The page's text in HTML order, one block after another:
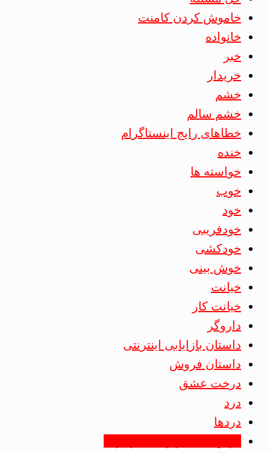
خاموش کردن کامنت
خانواده
خبر
خریدار
خشم
خشم سالم
خطاهای رایج اینستاگرام
خنده
خواسته ها
خوب
خود
خودفریبی
خودکشی
خوش بینی
خیانت
خیانت کار
داروگر
داستان بازایابی اینترنتی
داستان فروش
درخت عشق
درد
دردها